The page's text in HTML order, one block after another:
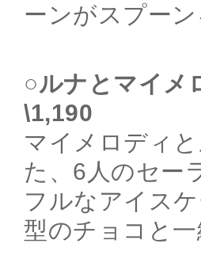
ーンがスプー
○ルナとマイ
\1,190
マイメロディ
た、6人のセー
フルなアイス
型のチョコと